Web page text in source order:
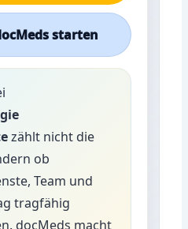
starten
zählt nicht die
ob
Team und
tragfähig
docMeds macht